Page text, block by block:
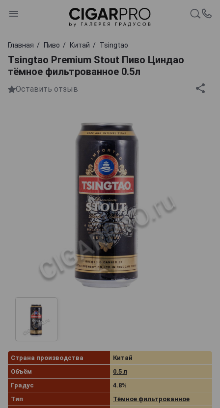
Главная Пиво Китай Tsingtao
Tsingtao Premium Stout Пиво Циндао
тёмное фильтрованное 0.5л
Оставить отзыв
Страна производства
Китай
Объём
0.5 л
Градус
4.8%
Тип
Тёмное фильтрованное